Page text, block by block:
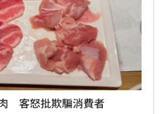
客怒批欺騙消費者